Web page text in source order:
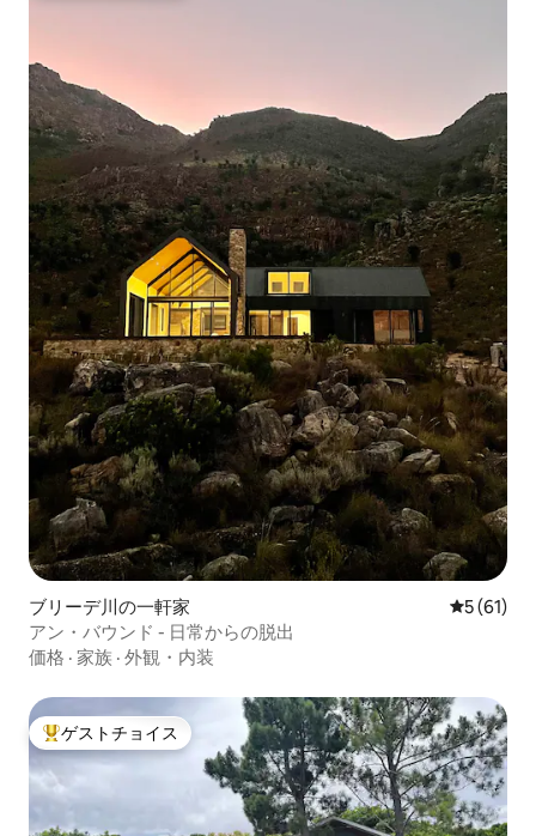
ブリーデ川の一軒家 レビュー
5 (61)
アン・バウンド - 日常からの脱出
価格 · 家族 · 外観・内装
大好評のゲストチョイスです。
ゲストチョイス